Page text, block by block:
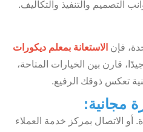
التصميم والتنفيذ والتكاليف.
فإن الاستعانة بمعلم ديكورات
قارن بين الخيارات المتاحة،
تعكس ذوقك الرفيع.
مجانية:
الاتصال بمركز خدمة العملاء